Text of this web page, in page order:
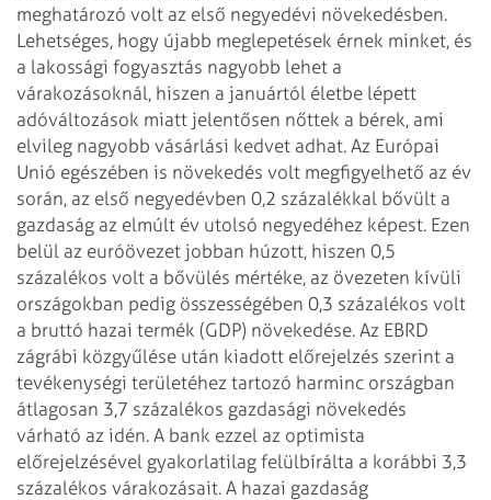
meghatározó volt az első negyedévi növekedésben.
Lehetséges, hogy újabb meglepetések érnek minket, és
a lakossági fogyasztás nagyobb lehet a
várakozásoknál, hiszen a januártól életbe lépett
adóváltozások miatt jelentősen nőttek a bérek, ami
elvileg nagyobb vásárlási kedvet adhat. Az Európai
Unió egészében is növekedés volt megfigyel­hető az év
során, az első negyedévben 0,2 százalékkal bővült a
gazdaság az elmúlt év utolsó negyedéhez képest. Ezen
belül az euró­övezet jobban húzott, hiszen 0,5
százalékos volt a bővülés mértéke, az övezeten kívüli
országokban pedig összességében 0,3 százalékos volt
a bruttó hazai termék (GDP) növekedése. Az EBRD
zágrábi közgyűlése után kiadott előrejelzés szerint a
tevékenységi területéhez tartozó harminc országban
átlagosan 3,7 százalékos gazdasági növekedés
várható az idén. A bank ezzel az optimista
előrejelzésével gyakorlatilag felülbírálta a korábbi 3,3
százalékos várakozásait. A hazai gazdaság